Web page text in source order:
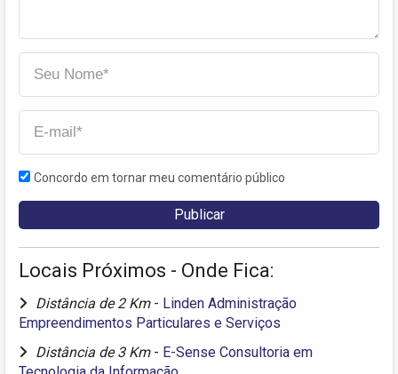
Concordo em tornar meu comentário público
Locais Próximos - Onde Fica:
Distância de 2 Km - Linden Administração
Empreendimentos Particulares e Serviços
Distância de 3 Km - E-Sense Consultoria em